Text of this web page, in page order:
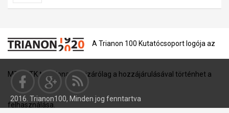
A Trianon 100 Kutatócsoport logója az
MTA BTK tulajdona, és kizárólag a hozzájárulásával történhet a
felhasználása.
2016. Trianon100, Minden jog fenntartva